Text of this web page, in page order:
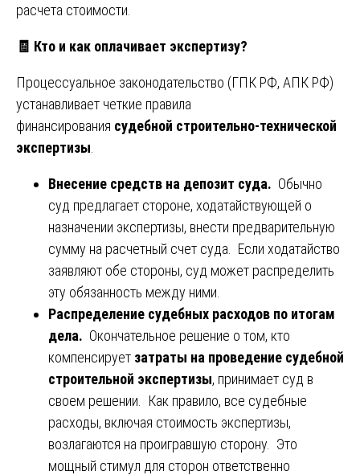
расчета стоимости.
🧾 Кто и как оплачивает экспертизу?
Процессуальное законодательство (ГПК РФ, АПК РФ)
устанавливает четкие правила
финансирования судебной строительно-технической
экспертизы
Внесение средств на депозит суда. Обычно
суд предлагает стороне, ходатайствующей о
назначении экспертизы, внести предварительную
сумму на расчетный счет суда. Если ходатайство
заявляют обе стороны, суд может распределить
эту обязанность между ними.
Распределение судебных расходов по итогам
дела. Окончательное решение о том, кто
компенсирует затраты на проведение судебной
строительной экспертизы, принимает суд в
своем решении. Как правило, все судебные
расходы, включая стоимость экспертизы,
возлагаются на проигравшую сторону. Это
мощный стимул для сторон ответственно